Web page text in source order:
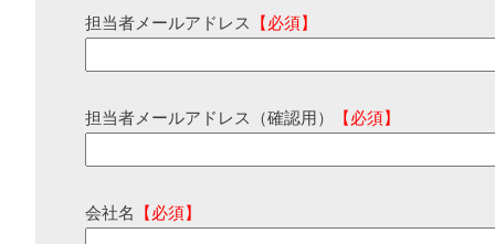
担当者メールアドレス 【必須】
担当者メールアドレス（確認用） 【必須】
会社名 【必須】